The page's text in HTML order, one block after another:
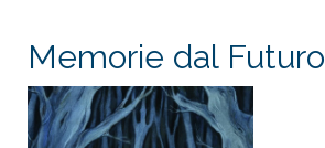
Memorie dal Futuro